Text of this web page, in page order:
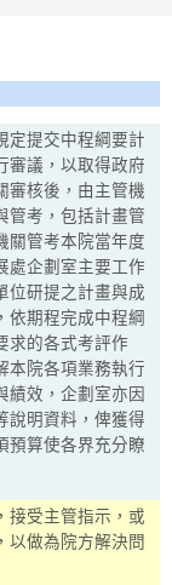
定提交中程綱要計
審議，以取得政府
審核後，由主管機
管考，包括計畫管
關管考本院當年度
處企劃室主要工作
位研提之計畫與成
依期程完成中程綱
求的各式考評作
本院各項業務執行
績效，企劃室亦因
說明資料，俾獲得
預算使各界充分瞭
接受主管指示，或
以做為院方解決問